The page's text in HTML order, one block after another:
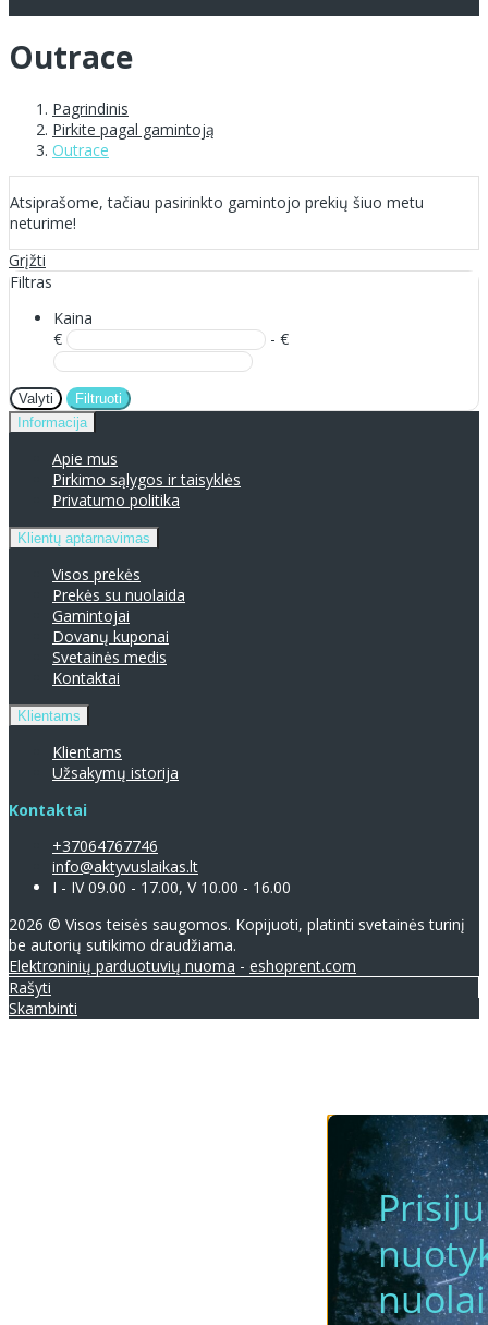
Outrace
Pagrindinis
Pirkite pagal gamintoją
Outrace
Atsiprašome, tačiau pasirinkto gamintojo prekių šiuo metu
neturime!
Grįžti
Filtras
Kaina
€
- €
Valyti
Filtruoti
Informacija
Apie mus
Pirkimo sąlygos ir taisyklės
Privatumo politika
Klientų aptarnavimas
Visos prekės
Prekės su nuolaida
Gamintojai
Dovanų kuponai
Svetainės medis
Kontaktai
Klientams
Klientams
Užsakymų istorija
Kontaktai
+37064767746
info@aktyvuslaikas.lt
I - IV 09.00 - 17.00, V 10.00 - 16.00
2026 © Visos teisės saugomos. Kopijuoti, platinti svetainės turinį
be autorių sutikimo draudžiama.
Elektroninių parduotuvių nuoma - eshoprent.com
Rašyti
Skambinti